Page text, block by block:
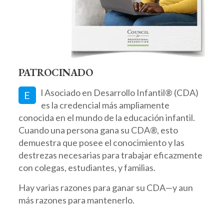
PATROCINADO
E
l Asociado en Desarrollo Infantil® (CDA)
es la credencial más ampliamente
conocida en el mundo de la educación infantil.
Cuando una persona gana su CDA®, esto
demuestra que posee el conocimiento y las
destrezas necesarias para trabajar eficazmente
con colegas, estudiantes, y familias.
Hay varias razones para ganar su CDA—y aun
más razones para mantenerlo.